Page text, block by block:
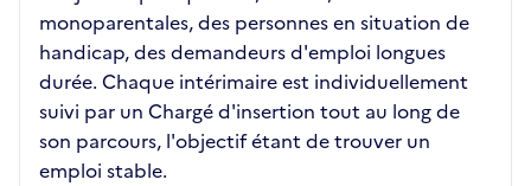
monoparentales, des personnes en situation de
handicap, des demandeurs d'emploi longues
durée. Chaque intérimaire est individuellement
suivi par un Chargé d'insertion tout au long de
son parcours, l'objectif étant de trouver un
emploi stable.